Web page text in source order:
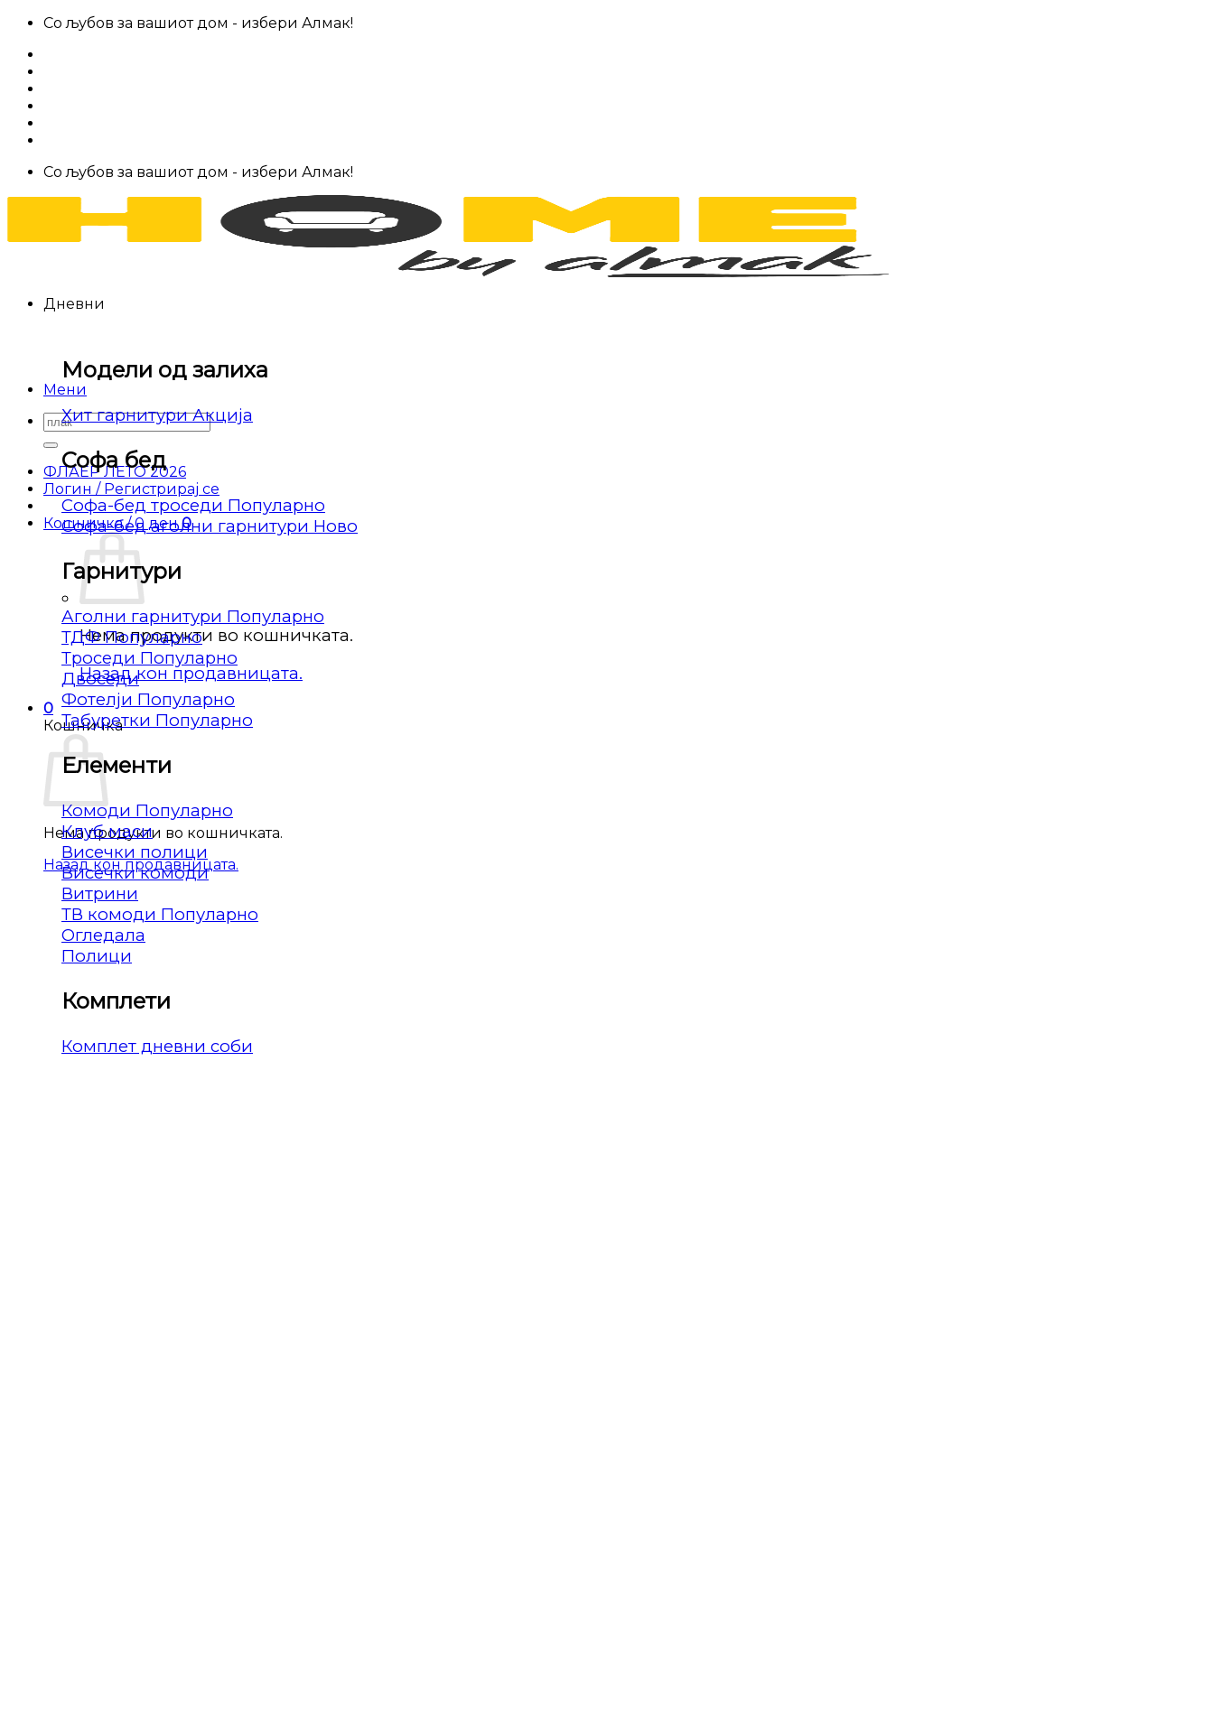
Skip
content
Со љубов за вашиот дом - избери Алмак!
Со љубов за вашиот дом - избери Алмак!
Мени
Барај
за:
ФЛАЕР ЛЕТО 2026
Логин / Регистрирај се
Кошничка /0 ден 0
Нема продукти во кошничката.
Назад кон продавницата.
0
Кошничка
Нема продукти во кошничката.
Назад кон продавницата.
Дневни
Модели од залиха
Хит гарнитури
Софа бед
Софа-бед троседи
Софа-бед аголни гарнитури
Гарнитури
Аголни гарнитури
ТДФ
Троседи
Двоседи
Фотелји
Табуретки
Елементи
Комоди
Клуб маси
Висечки полици
Висечки комоди
Витрини
ТВ комоди
Огледала
Полици
Комплети
Комплет дневни соби